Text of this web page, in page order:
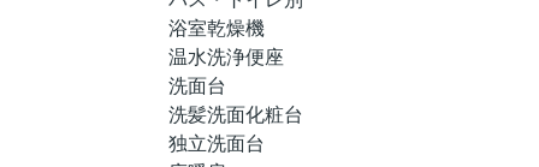
浴室乾燥機
温水洗浄便座
洗面台
洗髪洗面化粧台
独立洗面台